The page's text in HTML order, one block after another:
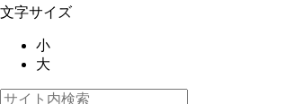
文字サイズ
小
大